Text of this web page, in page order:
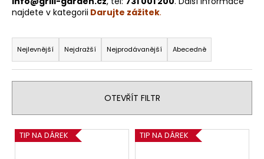
najdete v kategorii Darujte zážitek.
Ř
a
z
e
í
p
r
Nejlevnější Nejdražší Nejprodávanější Abecedně
OTEVŘÍT FILTR
V
ý
TIP NA DÁREK TIP NA DÁREK
D
o
u
č
u